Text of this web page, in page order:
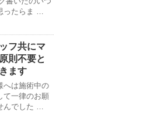
ったらま …
フ共にマ
則不要と
ます
へは施術中の
て一律のお願
んでした …